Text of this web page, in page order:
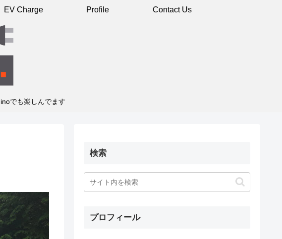
でも楽しんでます
EV Charge Profile Contact Us
検索
プロフィール